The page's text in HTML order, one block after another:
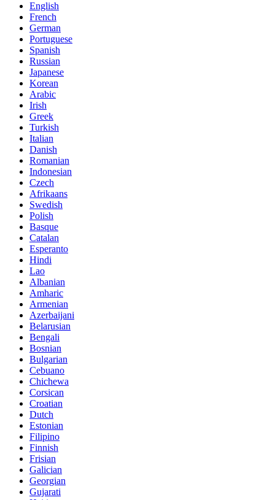
English
French
German
Portuguese
Spanish
Russian
Japanese
Korean
Arabic
Irish
Greek
Turkish
Italian
Danish
Romanian
Indonesian
Czech
Afrikaans
Swedish
Polish
Basque
Catalan
Esperanto
Hindi
Lao
Albanian
Amharic
Armenian
Azerbaijani
Belarusian
Bengali
Bosnian
Bulgarian
Cebuano
Chichewa
Corsican
Croatian
Dutch
Estonian
Filipino
Finnish
Frisian
Galician
Georgian
Gujarati